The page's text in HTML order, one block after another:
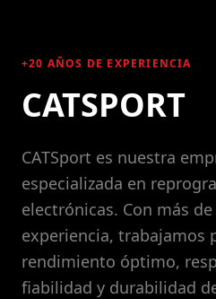
+20 AÑOS DE EXPERIENCIA
CATSPORT
CATSport es nuestra
especializada en
electrónicas. Con más
experiencia, trabajamos
rendimiento óptimo,
fiabilidad y durabilidad